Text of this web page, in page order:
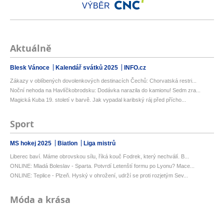
VÝBĚR
Aktuálně
Blesk Vánoce Kalendář svátků 2025 INFO.cz
Zákazy v oblíbených dovolenkových destinacích Čechů: Chorvatská restri...
Noční nehoda na Havlíčkobrodsku: Dodávka narazila do kamionu! Sedm zra...
Magická Kuba 19. století v barvě. Jak vypadal karibský ráj před přícho...
Sport
MS hokej 2025 Biatlon Liga mistrů
Liberec baví. Máme obrovskou sílu, říká kouč Fodrek, který nechválí. B...
ONLINE: Mladá Boleslav - Sparta. Potvrdí Letenští formu po Lyonu? Mace...
ONLINE: Teplice - Plzeň. Hyský v ohrožení, udrží se proti rozjetým Sev...
Móda a krása